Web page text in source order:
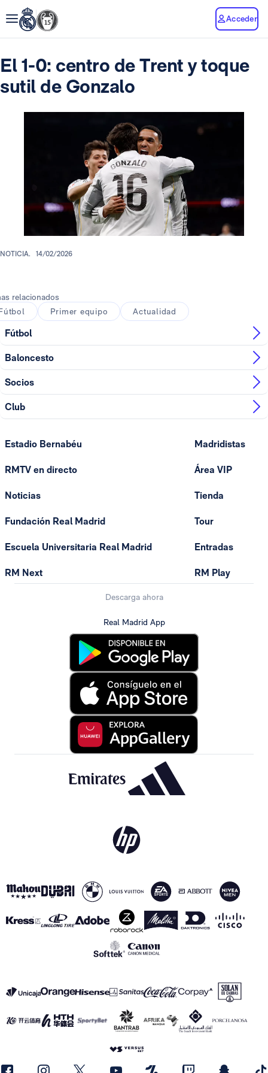
Acceder
El 1-0: centro de Trent y toque
sutil de Gonzalo
NOTICIA. 14/02/2026
relacionados
Primer equipo Actualidad
Fútbol
Baloncesto
Socios
Club
Estadio Bernabéu
RMTV en directo
Noticias
Fundación Real Madrid
Escuela Universitaria Real Madrid
RM Next
Madridistas
Área VIP
Tienda
Tour
Entradas
RM Play
Descarga ahora
Real Madrid App